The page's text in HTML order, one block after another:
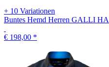
+ 10 Variationen
Buntes Hemd Herren GALLI
€ 198,00 *